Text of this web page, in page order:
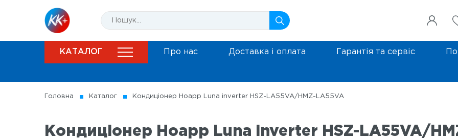
КАТАЛОГ Про нас Доставка і оплата Гарантія та сервіс
Головна Каталог Кондицiонер Hoapp Luna inverter HSZ-LA55VA/HMZ-LA55VA
Кондицiонер Hoapp Luna inverter HSZ-LA55VA/